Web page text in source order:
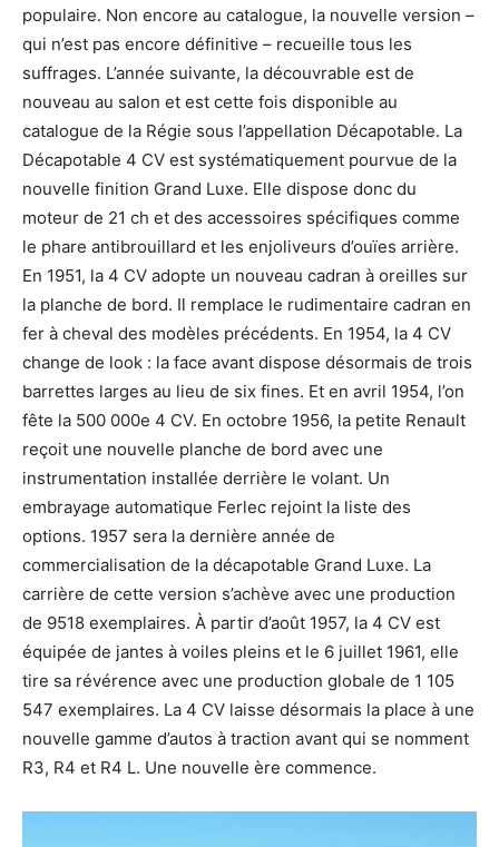
populaire. Non encore au catalogue, la nouvelle version –
qui n’est pas encore définitive – recueille tous les
suffrages. L’année suivante, la découvrable est de
nouveau au salon et est cette fois disponible au
catalogue de la Régie sous l’appellation Décapotable. La
Décapotable 4 CV est systématiquement pourvue de la
nouvelle finition Grand Luxe. Elle dispose donc du
moteur de 21 ch et des accessoires spécifiques comme
le phare antibrouillard et les enjoliveurs d’ouïes arrière.
En 1951, la 4 CV adopte un nouveau cadran à oreilles sur
la planche de bord. Il remplace le rudimentaire cadran en
fer à cheval des modèles précédents. En 1954, la 4 CV
change de look : la face avant dispose désormais de trois
barrettes larges au lieu de six fines. Et en avril 1954, l’on
fête la 500 000e 4 CV. En octobre 1956, la petite Renault
reçoit une nouvelle planche de bord avec une
instrumentation installée derrière le volant. Un
embrayage automatique Ferlec rejoint la liste des
options. 1957 sera la dernière année de
commercialisation de la décapotable Grand Luxe. La
carrière de cette version s’achève avec une production
de 9518 exemplaires. À partir d’août 1957, la 4 CV est
équipée de jantes à voiles pleins et le 6 juillet 1961, elle
tire sa révérence avec une production globale de 1 105
547 exemplaires. La 4 CV laisse désormais la place à une
nouvelle gamme d’autos à traction avant qui se nomment
R3, R4 et R4 L. Une nouvelle ère commence.